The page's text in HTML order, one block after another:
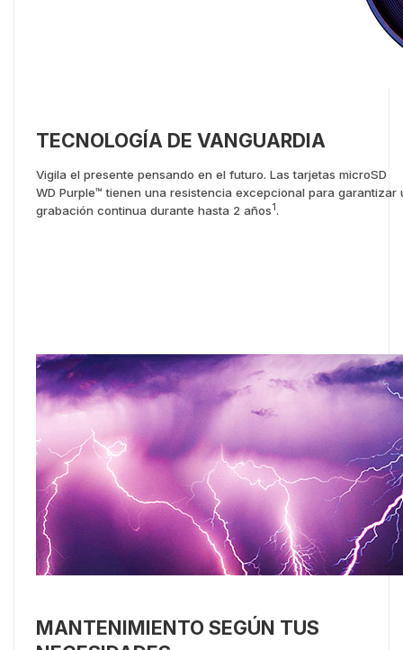
TECNOLOGÍA DE VANGUARDIA
Vigila el presente pensando en el futuro. Las tarjetas microSD
WD Purple™ tienen una resistencia excepcional para garantizar
grabación continua durante hasta 2 años1.
MANTENIMIENTO SEGÚN TUS